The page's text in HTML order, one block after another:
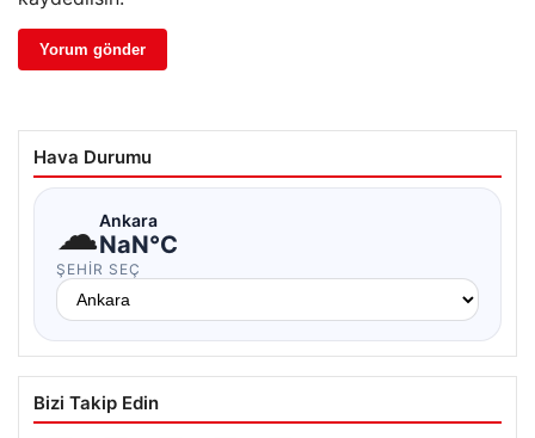
Hava Durumu
☁Ankara
NaN°C
ŞEHIR SEÇ
Bizi Takip Edin